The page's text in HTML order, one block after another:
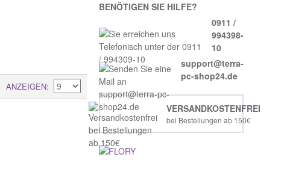
ANZEIGEN
BENÖTIGEN SIE HILFE?
0911 /
994398-
10
support@terra-
pc-shop24.de
VERSANDKOSTENFREI
bei Bestellungen ab 150€